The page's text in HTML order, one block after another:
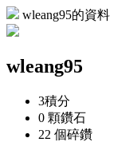
wleang95的資料
wleang95
3積分
0 顆鑽石
22 個碎鑽